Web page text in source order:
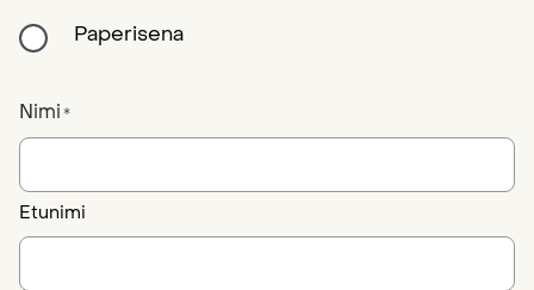
Paperisena
Nimi*
Etunimi